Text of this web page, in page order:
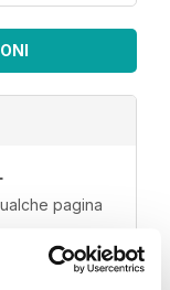
pagina
01 settembre 2020